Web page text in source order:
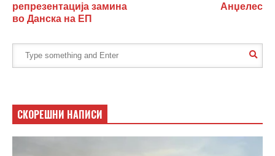
репрезентација замина
во Данска на ЕП
Анџелес
СКОРЕШНИ НАПИСИ